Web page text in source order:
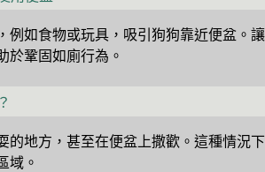
，例如食物或玩具，吸引狗狗靠近便盆。
於鞏固如廁行為。
的地方，甚至在便盆上撒歡。這種情況
域。